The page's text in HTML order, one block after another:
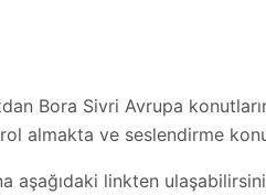
Bora Sivri Avrupa
almakta ve seslendirme
aşağıdaki linkten